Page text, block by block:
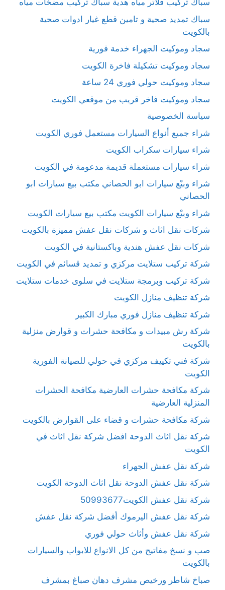
سباك تركيب فلاتر مياه هدية سباك تركيب مضخات مياه
سباك تمديد صحية و تامين قطع غيار ادوات صحية
بالكويت
سجاد وموكيت الجهراء خدمة فورية
سجاد وموكيت تشكيلة فاخرة الكويت
سجاد وموكيت حولي فوري 24 ساعة
سجاد وموكيت فاخر قريب من موقعي الكويت
سياسة الخصوصية
شراء جميع أنواع السيارات مستعمل فوري الكويت
شراء سيارات سكراب الكويت
شراء سيارات مستعملة قديمة مدعومة في الكويت
شراء وبيْع سيارات ابو الحصاني مكتب بيع سيارات ابو
الحصاني
شراء وبيْع سيارات الكويت مكتب بيع سيارات الكويت
شركات نقل اثاث و شركات نقل عفش مميزة بالكويت
شركات نقل عفش هندية وباكستانية في الكويت
شركة تركيب ستلايت مركزي و تمديد قسائم في الكويت
شركة تركيب وبرمجة ستلايت في سلوى خدمات ستلايت
شركة تنظيف منازل الكويت
شركة تنظيف منازل فوري مبارك الكبير
شركة رش مبيدات و مكافحة حشرات و قوارض منزلية
بالكويت
شركة فني تكييف مركزي في حولي للصيانة الفورية
الكويت
شركة مكافحة حشرات العارضية مكافحة الحشرات
المنزلية العارضية
شركة مكافحة حشرات و قضاء على القوارض بالكويت
شركة نقل اثاث الدوحة افضل شركة نقل اثاث في
الكويت
شركة نقل عفش الجهراء
شركة نقل عفش الدوحة نقل اثاث الدوحة الكويت
شركة نقل عفش الكويت50993677
شركة نقل عفش اليرموك أفضل شركة نقل عفش
شركة نقل عفش وأثاث حولي فوري
صب و نسخ مفاتيح من كل الانواع للابواب والسيارات
بالكويت
صباخ شاطر ورخيص مشرف دهان صباغ بمشرف